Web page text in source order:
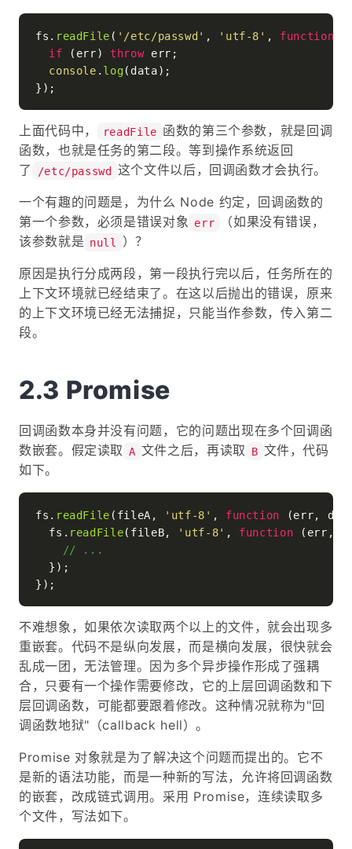
fs. readFile ( '/etc/passwd' , 'utf-8' , function
if (err) throw err;
console . log(data);
上面代码中， readFile 函数的第三个参数，就是回调
函数，也就是任务的第二段。等到操作系统返回
了
/etc/passwd 这个文件以后，回调函数才会执行。
一个有趣的问题是，为什么 Node 约定，回调函数的
第一个参数，必须是错误对象 err
（如果没有错误，
该参数就是 null ）？
原因是执行分成两段，第一段执行完以后，任务所在的
上下文环境就已经结束了。在这以后抛出的错误，原来
的上下文环境已经无法捕捉，只能当作参数，传入第二
段。
Promise
回调函数本身并没有问题，它的问题出现在多个回调函
数嵌套。假定读取 A 文件之后，再读取 B 文件，代码
如下。
fs. readFile (fileA, 'utf-8' , function (err,
  fs.
readFile(fileB, 'utf-8' , function ( err,
// ...
  });
不难想象，如果依次读取两个以上的文件，就会出现多
重嵌套。代码不是纵向发展，而是横向发展，很快就会
乱成一团，无法管理。因为多个异步操作形成了强耦
合，只要有一个操作需要修改，它的上层回调函数和下
层回调函数，可能都要跟着修改。这种情况就称为"回
调函数地狱"（callback hell）。
Promise 对象就是为了解决这个问题而提出的。它不
是新的语法功能，而是一种新的写法，允许将回调函数
的嵌套，改成链式调用。采用 Promise，连续读取多
个文件，写法如下。